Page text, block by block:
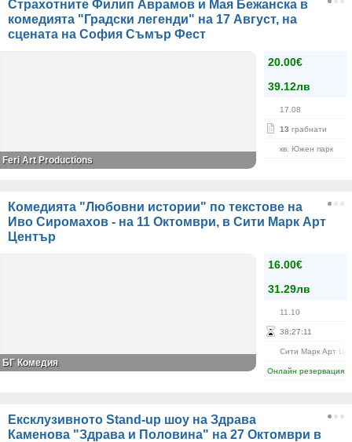
Страхотните Филип Аврамов и Мая Бежанска в
комедията "Градски легенди" на 17 Август, на
сцената на София Съмър Фест
20.00€
39.12лв
17.08
13 грабнати
кв. Южен парк
Feri Art Productions
Комедията "Любовни истории" по текстове на
Иво Сиромахов - на 11 Октомври, в Сити Марк Арт
Център
16.00€
31.29лв
11.10
38:27:11
Сити Марк Арт
Онлайн резервация
БГ Комедия
Ексклузивното Stand-up шоу на Здрава
Каменова "Здрава и Половина" на 27 Октомври в